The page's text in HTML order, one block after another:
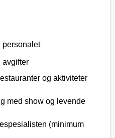
personalet
avgifter
og aktiviteter
med show og levende
(minimum